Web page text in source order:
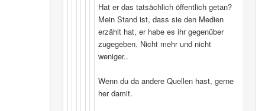
Hat er das tatsächlich öffentlich getan?
Mein Stand ist, dass sie den Medien
erzählt hat, er habe es ihr gegenüber
zugegeben. Nicht mehr und nicht
weniger..
Wenn du da andere Quellen hast, gerne
her damit.